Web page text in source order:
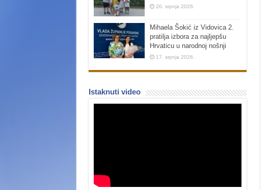
20. srpnja 2026.
Mihaela Šokić iz Vidovica 2.
pratilja izbora za najljepšu
Hrvaticu u narodnoj nošnji
17. srpnja 2026.
Istaknuti video